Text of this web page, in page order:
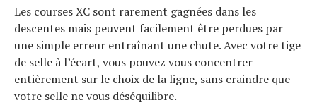
Les courses XC sont rarement gagnées dans les
descentes mais peuvent facilement être perdues par
une simple erreur entraînant une chute. Avec votre tige
de selle à l’écart, vous pouvez vous concentrer
entièrement sur le choix de la ligne, sans craindre que
votre selle ne vous déséquilibre.